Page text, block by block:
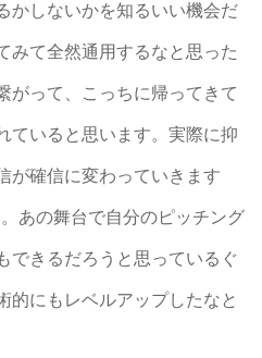
かしないかを知るいい機会だ
みて全然通用するなと思った
がって、こっちに帰ってきて
ていると思います。実際に抑
が確信に変わっていきます
あの舞台で自分のピッチング
できるだろうと思っているぐ
的にもレベルアップしたなと